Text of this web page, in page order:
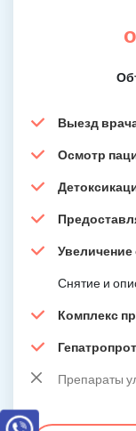
Выезд
Осмотр
Снятие и
Комплекс
Препараты